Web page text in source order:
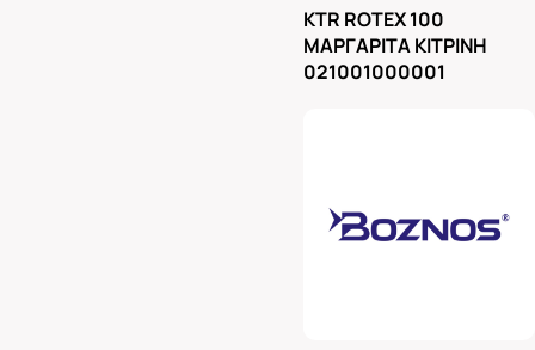
KTR ROTEX 100
ΜΑΡΓΑΡΙΤΑ ΚΙΤΡΙΝΗ
021001000001